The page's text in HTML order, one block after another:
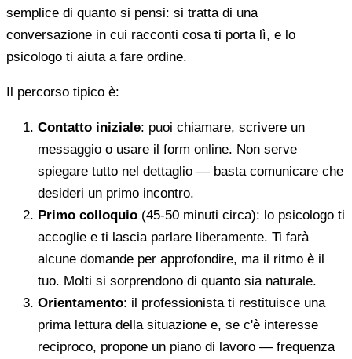
semplice di quanto si pensi: si tratta di una
conversazione in cui racconti cosa ti porta lì, e lo
psicologo ti aiuta a fare ordine.
Il percorso tipico è:
Contatto iniziale: puoi chiamare, scrivere un
messaggio o usare il form online. Non serve
spiegare tutto nel dettaglio — basta comunicare che
desideri un primo incontro.
Primo colloquio (45-50 minuti circa): lo psicologo ti
accoglie e ti lascia parlare liberamente. Ti farà
alcune domande per approfondire, ma il ritmo è il
tuo. Molti si sorprendono di quanto sia naturale.
Orientamento: il professionista ti restituisce una
prima lettura della situazione e, se c'è interesse
reciproco, propone un piano di lavoro — frequenza